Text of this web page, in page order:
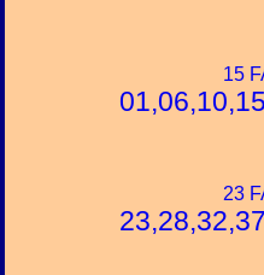
15
23